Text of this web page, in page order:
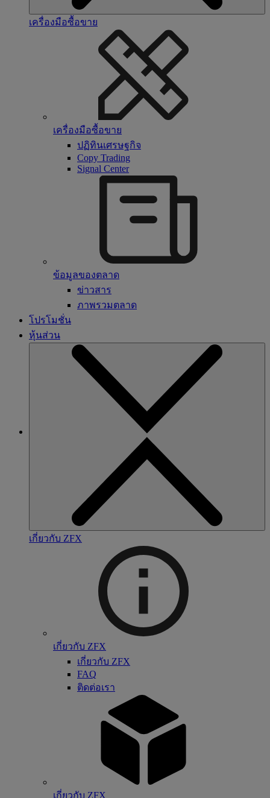
เครื่องมือซื้อขาย
เครื่องมือซื้อขาย
ปฏิทินเศรษฐกิจ
Copy Trading
Signal Center
ข้อมูลของตลาด
ข่าวสาร
ภาพรวมตลาด
โปรโมชั่น
หุ้นส่วน
เกี่ยวกับ ZFX
เกี่ยวกับ ZFX
เกี่ยวกับ ZFX
FAQ
ติดต่อเรา
เกี่ยวกับ ZFX